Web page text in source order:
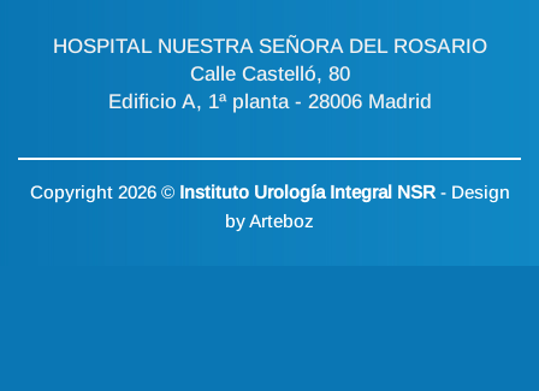
HOSPITAL NUESTRA SEÑORA DEL ROSARIO
Calle Castelló, 80
Edificio A, 1ª planta - 28006 Madrid
Copyright 2026 © Instituto Urología Integral NSR- Design
byArteboz